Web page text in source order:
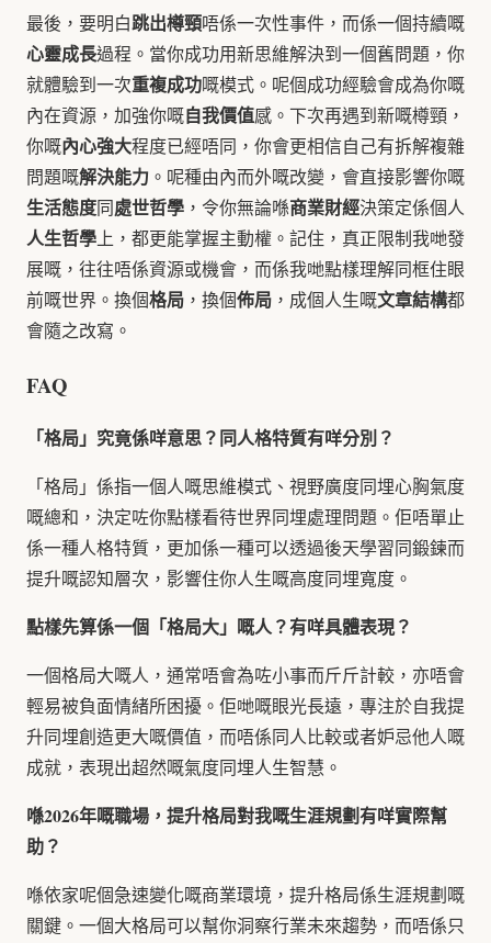
最後，要明白跳出樽頸唔係一次性事件，而係一個持續嘅
心靈成長過程。當你成功用新思維解決到一個舊問題，你
就體驗到一次重複成功嘅模式。呢個成功經驗會成為你嘅
內在資源，加強你嘅自我價值感。下次再遇到新嘅樽頸，
你嘅內心強大程度已經唔同，你會更相信自己有拆解複雜
問題嘅解決能力 。呢種由內而外嘅改變，會直接影響你嘅
生活態度同處世哲學 ，令你無論喺商業財經決策定係個人
人生哲學 上，都更能掌握主動權。記住，真正限制我哋發
展嘅，往往唔係資源或機會，而係我哋點樣理解同框住眼
前嘅世界。換個格局 ，換個佈局 ，成個人生嘅文章結構都
會隨之改寫。
FAQ
「格局」究竟係咩意思？同人格特質有咩分別？
「格局」係指一個人嘅思維模式、視野廣度同埋心胸氣度
嘅總和，決定咗你點樣看待世界同埋處理問題。佢唔單止
係一種人格特質，更加係一種可以透過後天學習同鍛鍊而
提升嘅認知層次，影響住你人生嘅高度同埋寬度。
點樣先算係一個「格局大」嘅人？有咩具體表現？
一個格局大嘅人，通常唔會為咗小事而斤斤計較，亦唔會
輕易被負面情緒所困擾。佢哋嘅眼光長遠，專注於自我提
升同埋創造更大嘅價值，而唔係同人比較或者妒忌他人嘅
成就，表現出超然嘅氣度同埋人生智慧。
喺2026年嘅職場，提升格局對我嘅生涯規劃有咩實際幫
助？
喺依家呢個急速變化嘅商業環境，提升格局係生涯規劃嘅
關鍵。一個大格局可以幫你洞察行業未來趨勢，而唔係只